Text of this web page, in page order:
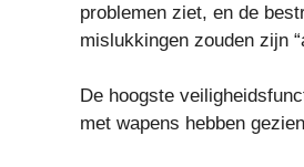
problemen ziet, en de
mislukkingen zouden zijn
De hoogste
met wapens hebben